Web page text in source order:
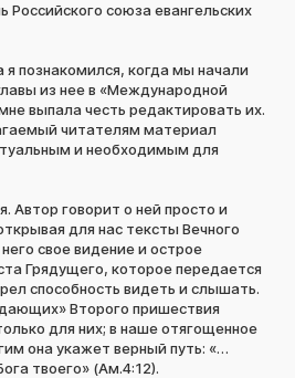
союза евангельских
я познакомился, когда мы начали
из нее в «Международной
выпала честь редактировать их.
читателям материал
и необходимым для
Автор говорит о ней просто и
для нас тексты Вечного
свое видение и острое
Грядущего, которое передается
способность видеть и слышать.
Второго пришествия
для них; в наше отягощенное
она укажет верный путь: «…
твоего» (Ам.4:12).